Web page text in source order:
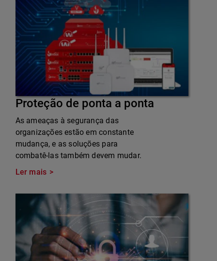
Proteção de ponta a ponta
As ameaças à segurança das
organizações estão em constante
mudança, e as soluções para
combatê-las também devem mudar.
Ler mais